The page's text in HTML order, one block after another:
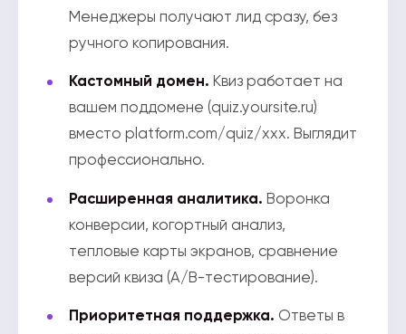
Менеджеры получают лид сразу, без
ручного копирования.
Кастомный домен. Квиз работает на
вашем поддомене (quiz.yoursite.ru)
вместо platform.com/quiz/xxx. Выглядит
профессионально.
Расширенная аналитика. Воронка
конверсии, когортный анализ,
тепловые карты экранов, сравнение
версий квиза (A/B-тестирование).
Приоритетная поддержка. Ответы в